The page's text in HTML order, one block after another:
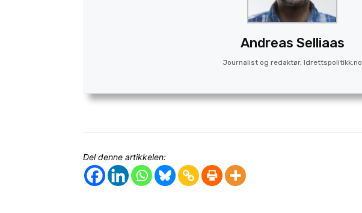
Andreas Selliaas
Journalist og redaktør, Idrettspolitikk.no
Del denne artikkelen: